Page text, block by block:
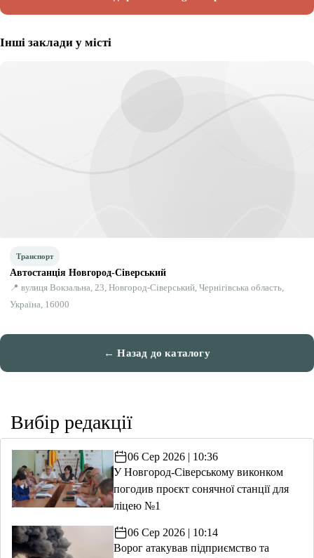
Інші заклади у місті
Транспорт
Автостанція Новгород-Сіверський
📍 вулиця Вокзальна, 23, Новгород-Сіверський, Чернігівська область,
Україна, 16000
← Назад до каталогу
Вибір редакції
06 Сер 2026 | 10:36
У Новгород-Сіверському виконком
погодив проєкт сонячної станції для
ліцею №1
06 Сер 2026 | 10:14
Ворог атакував підприємство та